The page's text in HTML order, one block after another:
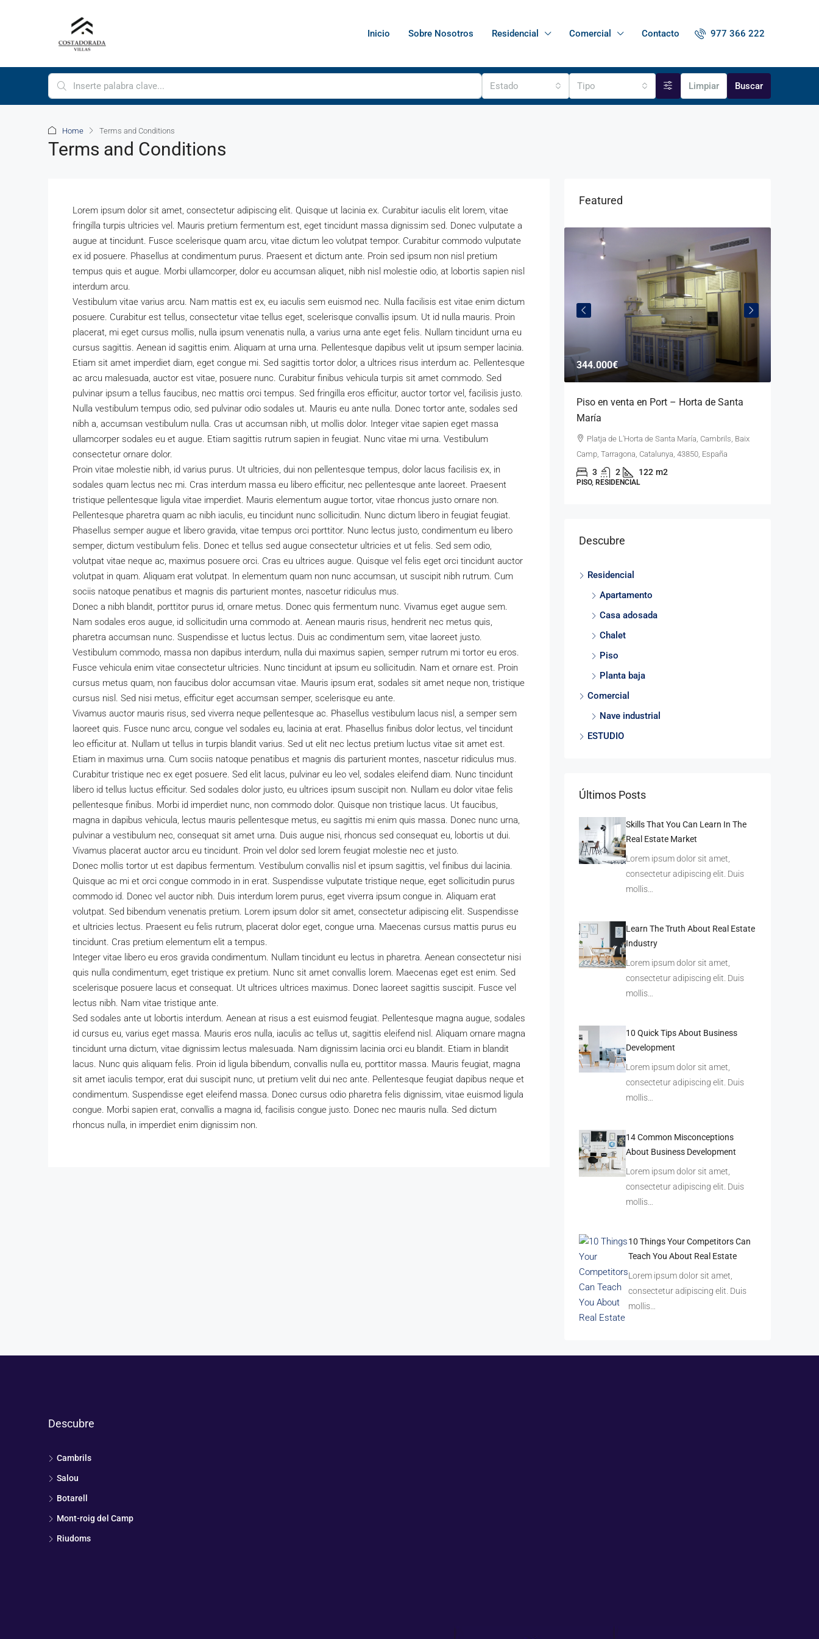
Inicio Sobre Nosotros Residencial Comercial Contacto 977 366 222
Estado Tipo Limpiar Buscar
Home Terms and Conditions
Terms and Conditions
Lorem ipsum dolor sit amet, consectetur adipiscing elit. Quisque ut lacinia ex. Curabitur iaculis elit lorem, vitae
fringilla turpis ultricies vel. Mauris pretium fermentum est, eget tincidunt massa dignissim sed. Donec vulputate a
augue at tincidunt. Fusce scelerisque quam arcu, vitae dictum leo volutpat tempor. Curabitur commodo vulputate
ex id posuere. Phasellus at condimentum purus. Praesent et dictum ante. Proin sed ipsum non nisl pretium
tempus quis et augue. Morbi ullamcorper, dolor eu accumsan aliquet, nibh nisl molestie odio, at lobortis sapien nisl
interdum arcu.
Vestibulum vitae varius arcu. Nam mattis est ex, eu iaculis sem euismod nec. Nulla facilisis est vitae enim dictum
posuere. Curabitur est tellus, consectetur vitae tellus eget, scelerisque convallis ipsum. Ut id nulla mauris. Proin
placerat, mi eget cursus mollis, nulla ipsum venenatis nulla, a varius urna ante eget felis. Nullam tincidunt urna eu
cursus sagittis. Aenean id sagittis enim. Aliquam at urna urna. Pellentesque dapibus velit ut ipsum semper lacinia.
Etiam sit amet imperdiet diam, eget congue mi. Sed sagittis tortor dolor, a ultrices risus interdum ac. Pellentesque
ac arcu malesuada, auctor est vitae, posuere nunc. Curabitur finibus vehicula turpis sit amet commodo. Sed
pulvinar ipsum a tellus faucibus, nec mattis orci tempus. Sed fringilla eros efficitur, auctor tortor vel, facilisis justo.
Nulla vestibulum tempus odio, sed pulvinar odio sodales ut. Mauris eu ante nulla. Donec tortor ante, sodales sed
nibh a, accumsan vestibulum nulla. Cras ut accumsan nibh, ut mollis dolor. Integer vitae sapien eget massa
ullamcorper sodales eu et augue. Etiam sagittis rutrum sapien in feugiat. Nunc vitae mi urna. Vestibulum
consectetur ornare dolor.
Proin vitae molestie nibh, id varius purus. Ut ultricies, dui non pellentesque tempus, dolor lacus facilisis ex, in
sodales quam lectus nec mi. Cras interdum massa eu libero efficitur, nec pellentesque ante laoreet. Praesent
tristique pellentesque ligula vitae imperdiet. Mauris elementum augue tortor, vitae rhoncus justo ornare non.
Pellentesque pharetra quam ac nibh iaculis, eu tincidunt nunc sollicitudin. Nunc dictum libero in feugiat feugiat.
Phasellus semper augue et libero gravida, vitae tempus orci porttitor. Nunc lectus justo, condimentum eu libero
semper, dictum vestibulum felis. Donec et tellus sed augue consectetur ultricies et ut felis. Sed sem odio,
volutpat vitae neque ac, maximus posuere orci. Cras eu ultrices augue. Quisque vel felis eget orci tincidunt auctor
volutpat in quam. Aliquam erat volutpat. In elementum quam non nunc accumsan, ut suscipit nibh rutrum. Cum
sociis natoque penatibus et magnis dis parturient montes, nascetur ridiculus mus.
Donec a nibh blandit, porttitor purus id, ornare metus. Donec quis fermentum nunc. Vivamus eget augue sem.
Nam sodales eros augue, id sollicitudin urna commodo at. Aenean mauris risus, hendrerit nec metus quis,
pharetra accumsan nunc. Suspendisse et luctus lectus. Duis ac condimentum sem, vitae laoreet justo.
Vestibulum commodo, massa non dapibus interdum, nulla dui maximus sapien, semper rutrum mi tortor eu eros.
Fusce vehicula enim vitae consectetur ultricies. Nunc tincidunt at ipsum eu sollicitudin. Nam et ornare est. Proin
cursus metus quam, non faucibus dolor accumsan vitae. Mauris ipsum erat, sodales sit amet neque non, tristique
cursus nisl. Sed nisi metus, efficitur eget accumsan semper, scelerisque eu ante.
Vivamus auctor mauris risus, sed viverra neque pellentesque ac. Phasellus vestibulum lacus nisl, a semper sem
laoreet quis. Fusce nunc arcu, congue vel sodales eu, lacinia at erat. Phasellus finibus dolor lectus, vel tincidunt
leo efficitur at. Nullam ut tellus in turpis blandit varius. Sed ut elit nec lectus pretium luctus vitae sit amet est.
Etiam in maximus urna. Cum sociis natoque penatibus et magnis dis parturient montes, nascetur ridiculus mus.
Curabitur tristique nec ex eget posuere. Sed elit lacus, pulvinar eu leo vel, sodales eleifend diam. Nunc tincidunt
libero id tellus luctus efficitur. Sed sodales dolor justo, eu ultrices ipsum suscipit non. Nullam eu dolor vitae felis
pellentesque finibus. Morbi id imperdiet nunc, non commodo dolor. Quisque non tristique lacus. Ut faucibus,
magna in dapibus vehicula, lectus mauris pellentesque metus, eu sagittis mi enim quis massa. Donec nunc urna,
pulvinar a vestibulum nec, consequat sit amet urna. Duis augue nisi, rhoncus sed consequat eu, lobortis ut dui.
Vivamus placerat auctor arcu eu tincidunt. Proin vel dolor sed lorem feugiat molestie nec et justo.
Donec mollis tortor ut est dapibus fermentum. Vestibulum convallis nisl et ipsum sagittis, vel finibus dui lacinia.
Quisque ac mi et orci congue commodo in in erat. Suspendisse vulputate tristique neque, eget sollicitudin purus
commodo id. Donec vel auctor nibh. Duis interdum lorem purus, eget viverra ipsum congue in. Aliquam erat
volutpat. Sed bibendum venenatis pretium. Lorem ipsum dolor sit amet, consectetur adipiscing elit. Suspendisse
et ultricies lectus. Praesent eu felis rutrum, placerat dolor eget, congue urna. Maecenas cursus mattis purus eu
tincidunt. Cras pretium elementum elit a tempus.
Integer vitae libero eu eros gravida condimentum. Nullam tincidunt eu lectus in pharetra. Aenean consectetur nisi
quis nulla condimentum, eget tristique ex pretium. Nunc sit amet convallis lorem. Maecenas eget est enim. Sed
scelerisque posuere lacus et consequat. Ut ultrices ultrices maximus. Donec laoreet sagittis suscipit. Fusce vel
lectus nibh. Nam vitae tristique ante.
Sed sodales ante ut lobortis interdum. Aenean at risus a est euismod feugiat. Pellentesque magna augue, sodales
id cursus eu, varius eget massa. Mauris eros nulla, iaculis ac tellus ut, sagittis eleifend nisl. Aliquam ornare magna
tincidunt urna dictum, vitae dignissim lectus malesuada. Nam dignissim lacinia orci eu blandit. Etiam in blandit
lacus. Nunc quis aliquam felis. Proin id ligula bibendum, convallis nulla eu, porttitor massa. Mauris feugiat, magna
sit amet iaculis tempor, erat dui suscipit nunc, ut pretium velit dui nec ante. Pellentesque feugiat dapibus neque et
condimentum. Suspendisse eget eleifend massa. Donec cursus odio pharetra felis dignissim, vitae euismod ligula
congue. Morbi sapien erat, convallis a magna id, facilisis congue justo. Donec nec mauris nulla. Sed dictum
rhoncus nulla, in imperdiet enim dignissim non.
Featured
344.000€
Piso en venta en Port – Horta de Santa
María
Platja de L'Horta de Santa María, Cambrils, Baix
Camp, Tarragona, Catalunya, 43850, España
3 2 122 m2
PISO, RESIDENCIAL
385.000€
Casa individual (toda en una planta) –
totalmente renovada. VS6324
Club Mont-roig, Mont-roig del Camp, Baix Camp,
3 2 EXTERIOR 170
CHALET, RESIDENCIAL
344.000€
Piso en venta en Port – Horta de Santa
María
Platja de L'Horta de Santa María, Cambrils, Baix
Camp, Tarragona, Catalunya, 43850, España
3 2 122 m2
PISO, RESIDENCIAL
Descubre
Residencial
Apartamento
Casa adosada
Chalet
Piso
Planta baja
Comercial
Nave industrial
ESTUDIO
Últimos Posts
Skills That You Can Learn In The
Real Estate Market
Lorem ipsum dolor sit amet,
consectetur adipiscing elit. Duis
mollis…
Learn The Truth About Real Estate
Industry
Lorem ipsum dolor sit amet,
consectetur adipiscing elit. Duis
mollis…
10 Quick Tips About Business
Development
Lorem ipsum dolor sit amet,
consectetur adipiscing elit. Duis
mollis…
14 Common Misconceptions
About Business Development
Lorem ipsum dolor sit amet,
consectetur adipiscing elit. Duis
mollis…
10 Things Your Competitors Can
Teach You About Real Estate
Lorem ipsum dolor sit amet,
consectetur adipiscing elit. Duis
mollis…
Descubre
Cambrils
Salou
Botarell
Mont-roig del Camp
Riudoms